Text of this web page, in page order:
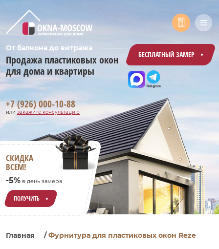
От балкона до витража
Продажа пластиковых окон
для дома и квартиры
БЕСПЛАТНЫЙ ЗАМЕР
+7 (926) 000-10-88
или закажите консультацию
СКИДКА
ВСЕМ!
-5% в день замера
ПОЛУЧИТЬ
Главная /Фурнитура для пластиковых окон Reze